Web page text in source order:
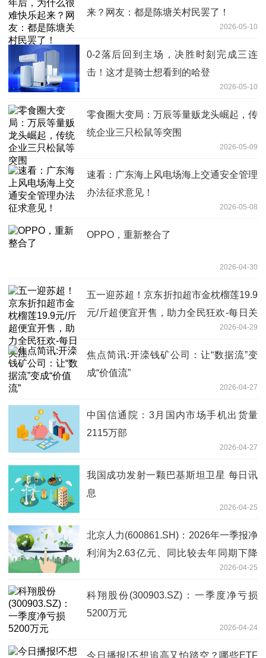
来？网友：都是陈塘关村民罢了！
2026-05-10
0-2落后回到主场，决胜时刻完成三连
击！这才是骑士想看到的哈登
2026-05-10
零食圈大变局：万辰等量贩龙头崛起，传
统企业三只松鼠等突围
2026-05-09
速看：广东海上风电场海上交通安全管理
办法征求意见！
2026-05-08
OPPO，重新整合了
2026-04-30
五一迎苏超！京东折扣超市金枕榴莲19.9
元/斤超便宜开售，助力全民狂欢-每日关
2026-04-29
焦点简讯:开滦钱矿公司：让“数据流”变
成“价值流”
2026-04-27
中国信通院：3月国内市场手机出货量
2115万部
2026-04-27
我国成功发射一颗巴基斯坦卫星 每日讯
息
2026-04-25
北京人力(600861.SH)：2026年一季报净
利润为2.63亿元、同比较去年同期下降
2026-04-25
科翔股份(300903.SZ)：一季度净亏损
5200万元
2026-04-24
今日播报!不想追高又怕踏空？哪些ETF